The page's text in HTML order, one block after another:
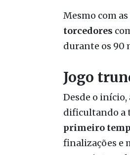
Mesmo com
torcedores
durante os 90
Jogo
Desde o
dificultando a
primeiro
finalizações e